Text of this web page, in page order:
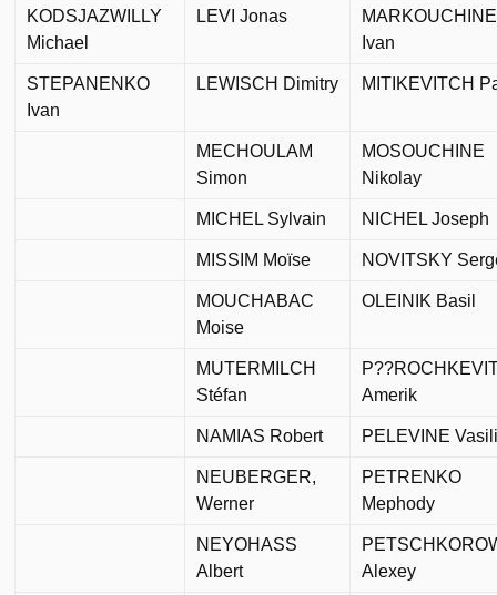
KODSJAZWILLY
Michael
LEVI Jonas
MARKOUCHINE
Ivan
STEPANENKO
Ivan
LEWISCH Dimitry MITIKEVITCH
MECHOULAM
Simon
MOSOUCHINE
Nikolay
MICHEL Sylvain NICHEL Joseph
MISSIM Moïse NOVITSKY
MOUCHABAC
Moise
OLEINIK Basil
MUTERMILCH
Stéfan
Amerik
NAMIAS Robert PELEVINE
NEUBERGER,
Werner
PETRENKO
Mephody
NEYOHASS
Albert
Alexey